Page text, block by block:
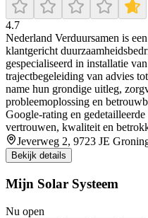
4.7
Nederland Verduursamen is
klantgericht
gespecialiseerd in installatie
trajectbegeleiding van advies
name hun grondige uitleg,
probleemoplossing en
Google-rating en
vertrouwen, kwaliteit en
Jeverweg 2, 9723 JE
Bekijk details
Mijn Solar Systeem
Nu open